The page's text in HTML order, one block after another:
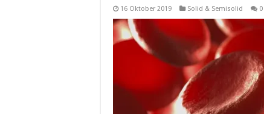
16 Oktober 2019 Solid & Semisolid 0